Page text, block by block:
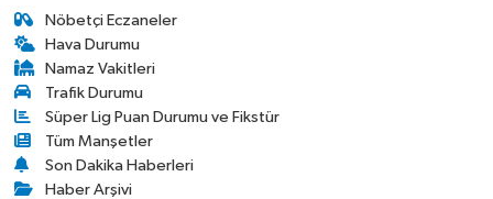
Nöbetçi Eczaneler
Hava Durumu
Namaz Vakitleri
Trafik Durumu
Süper Lig Puan Durumu ve Fikstür
Tüm Manşetler
Son Dakika Haberleri
Haber Arşivi